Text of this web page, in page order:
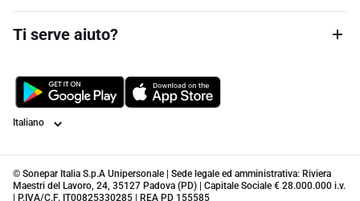
Ti serve aiuto?
Lingua
© Sonepar Italia S.p.A Unipersonale | Sede legale ed amministrativa: Riviera
Maestri del Lavoro, 24, 35127 Padova (PD) | Capitale Sociale € 28.000.000 i.v.
| P.IVA/C.F. IT00825330285 | REA PD 155585